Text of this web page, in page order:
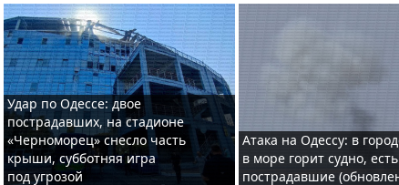
Удар по Одессе: двое
пострадавших, на стадионе
«Черноморец» снесло часть
крыши, субботняя игра
под угрозой
Атака на Одессу: в
в море горит судно, есть
пострадавшие